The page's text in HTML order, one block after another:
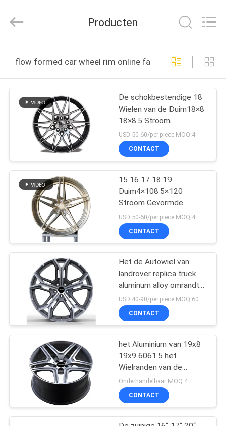
HUIS
PRODUCTEN
ONGEVEER
FABRIEKSREIS
KWALITEITSCONTROLE
CONTACTEER
ONS
VERZOEK
CITAAT
SITEMAP
PRIVACY
POLICY
Co.,Ltd.
Producten
flow formed car wheel rim online fabricage
De schokbestendige 18
Wielen van de Duim18×8
18×8.5 Stroom
Gevormde Legering
USD 50-60/per piece MOQ:4
CONTACT
15 16 17 18 19
Duim4×108 5×120
Stroom Gevormde
Wielen
USD 50-60/per piece MOQ:4
CONTACT
Het de Autowiel van
landrover replica truck
aluminum alloy omrandt
22 Duim
USD 40-90/per piece MOQ:60
CONTACT
het Aluminium van 19x8
19x9 6061 5 het
Wielranden van de
Gaten5x112 Auto
Onderhandelbaar MOQ:4
CONTACT